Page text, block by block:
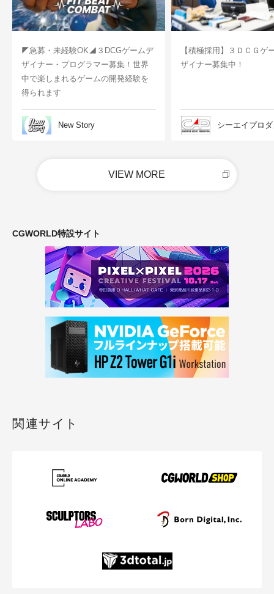
◤急募・未経験OK◢３DCGゲームデ
ザイナー・プログラマー募集！世界
中で楽しまれるゲームの開発経験を
得られます
New Story
【積極採用】３ＤＣＧゲ
ザイナー募集中！
シーエイプロ
VIEW MORE
CGWORLD特設サイト
関連サイト